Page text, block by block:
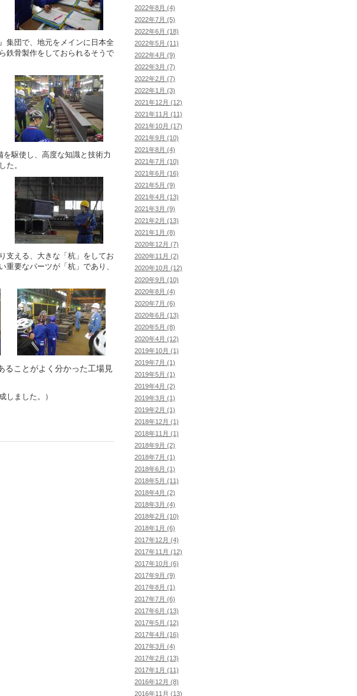
集団で、 地元をメインに日本全
鉄骨製作をしておられるそうで
駆使し、高度な知識と技術力
た。
支える、大きな「杭」をしてお
重要なパーツが「杭」であり、
ることがよく分かった工場見
しました。）
2022年8月 (4)
2022年7月 (5)
2022年6月 (18)
2022年5月 (11)
2022年4月 (9)
2022年3月 (7)
2022年2月 (7)
2022年1月 (3)
2021年12月 (12)
2021年11月 (11)
2021年10月 (17)
2021年9月 (10)
2021年8月 (4)
2021年7月 (10)
2021年6月 (16)
2021年5月 (9)
2021年4月 (13)
2021年3月 (9)
2021年2月 (13)
2021年1月 (8)
2020年12月 (7)
2020年11月 (2)
2020年10月 (12)
2020年9月 (10)
2020年8月 (4)
2020年7月 (6)
2020年6月 (13)
2020年5月 (8)
2020年4月 (12)
2019年10月 (1)
2019年7月 (1)
2019年5月 (1)
2019年4月 (2)
2019年3月 (1)
2019年2月 (1)
2018年12月 (1)
2018年11月 (1)
2018年9月 (2)
2018年7月 (1)
2018年6月 (1)
2018年5月 (11)
2018年4月 (2)
2018年3月 (4)
2018年2月 (10)
2018年1月 (6)
2017年12月 (4)
2017年11月 (12)
2017年10月 (6)
2017年9月 (9)
2017年8月 (1)
2017年7月 (6)
2017年6月 (13)
2017年5月 (12)
2017年4月 (16)
2017年3月 (4)
2017年2月 (13)
2017年1月 (11)
2016年12月 (8)
2016年11月 (13)